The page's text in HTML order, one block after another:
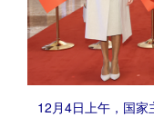
12月4日上午，国家